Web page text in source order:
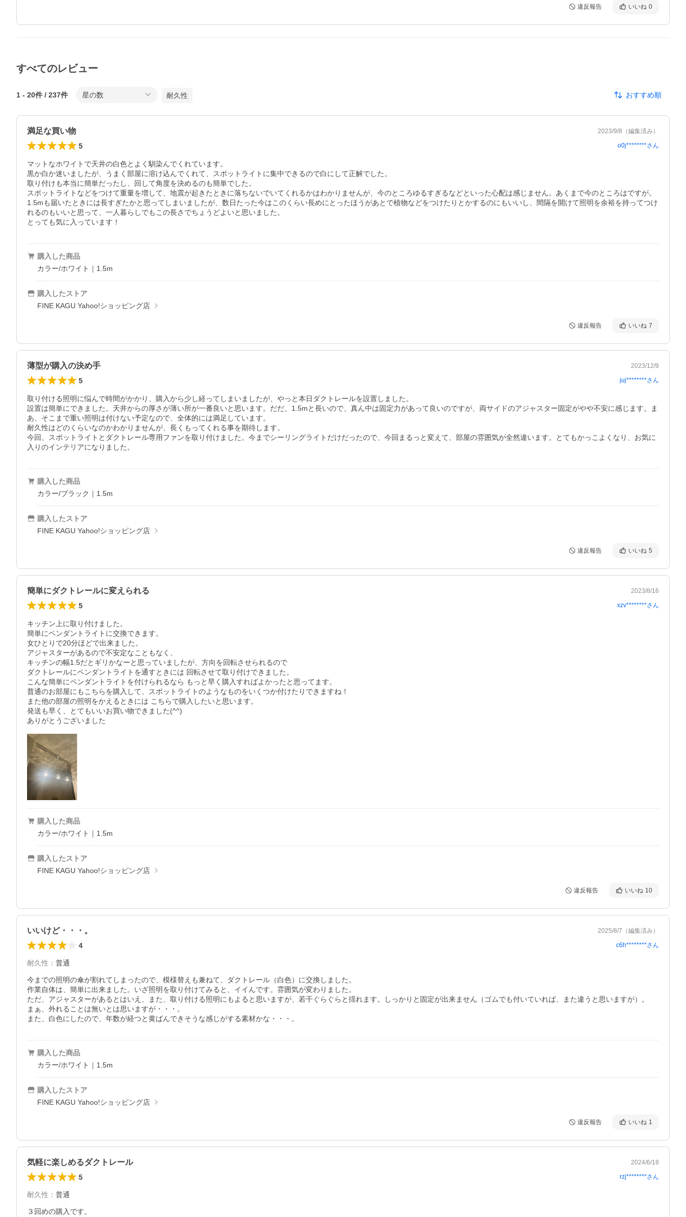
違反報告 いいね 0
すべてのレビュー
1 - 20件 / 237件 星の数 耐久性 おすすめ順
満足な買い物 2023/9/8 （編集済み）
5 o0j********さん
マットなホワイトで天井の白色とよく馴染んでくれています。
黒か白か迷いましたが、うまく部屋に溶け込んでくれて、スポットライトに集中できるので白にして正解でした。
取り付けも本当に簡単だったし、回して角度を決めるのも簡単でした。
スポットライトなどをつけて重量を増して、地震が起きたときに落ちないでいてくれるかはわかりませんが、今のところゆるすぎるなどといった心配は感じません。あくまで今のところはですが。
1.5mも届いたときには長すぎたかと思ってしまいましたが、数日たった今はこのくらい長めにとったほうがあとで植物などをつけたりとかするのにもいいし、間隔を開けて照明を余裕を持ってつけ
れるのもいいと思って、一人暮らしでもこの長さでちょうどよいと思いました。
とっても気に入っています！
購入した商品
カラー/ホワイト｜1.5m
購入したストア
FINE KAGU Yahoo!ショッピング店
違反報告 いいね 7
薄型が購入の決め手 2023/12/9
5 juj********さん
取り付ける照明に悩んで時間がかかり、購入から少し経ってしまいましたが、やっと本日ダクトレールを設置しました。
設置は簡単にできました。天井からの厚さが薄い所が一番良いと思います。だだ、1.5mと長いので、真ん中は固定力があって良いのですが、両サイドのアジャスター固定がやや不安に感じます。ま
あ、そこまで重い照明は付けない予定なので、全体的には満足しています。
耐久性はどのくらいなのかわかりませんが、長くもってくれる事を期待します。
今回、スポットライトとダクトレール専用ファンを取り付けました。今までシーリングライトだけだったので、今回まるっと変えて、部屋の雰囲気が全然違います。とてもかっこよくなり、お気に
購入した商品
カラー/ブラック｜1.5m
購入したストア
FINE KAGU Yahoo!ショッピング店
違反報告 いいね 5
簡単にダクトレールに変えられる 2023/8/16
5 xzv********さん
キッチン上に取り付けました。
簡単にペンダントライトに交換できます。
女ひとりで20分ほどで出来ました。
アジャスターがあるので不安定なこともなく、
キッチンの幅1.5だとギリかなーと思っていましたが、方向を回転させられるので
ダクトレールにペンダントライトを通すときには 回転させて取り付けできました。
こんな簡単にペンダントライトを付けられるなら もっと早く購入すればよかったと思ってます。
普通のお部屋にもこちらを購入して、スポットライトのようなものをいくつか付けたりできますね！
また他の部屋の照明をかえるときには こちらで購入したいと思います。
発送も早く、とてもいいお買い物できました(^^)
ありがとうございました
購入した商品
カラー/ホワイト｜1.5m
購入したストア
FINE KAGU Yahoo!ショッピング店
違反報告 いいね 10
いいけど・・・。 2025/8/7 （編集済み）
4 c6h********さん
耐久性 ： 普通
今までの照明の傘が割れてしまったので、模様替えも兼ねて、ダクトレール（白色）に交換しました。
作業自体は、簡単に出来ました。いざ照明を取り付けてみると、イイんです。雰囲気が変わりました。
ただ、アジャスターがあるとはいえ、また、取り付ける照明にもよると思いますが、若干ぐらぐらと揺れます。しっかりと固定が出来ません（ゴムでも付いていれば、また違うと思いますが）。
まぁ、外れることは無いとは思いますが・・・。
また、白色にしたので、年数が経つと黄ばんできそうな感じがする素材かな・・・。
購入した商品
カラー/ホワイト｜1.5m
購入したストア
FINE KAGU Yahoo!ショッピング店
違反報告 いいね 1
気軽に楽しめるダクトレール 2024/6/18
5 rzj********さん
耐久性 ： 普通
３回めの購入です。